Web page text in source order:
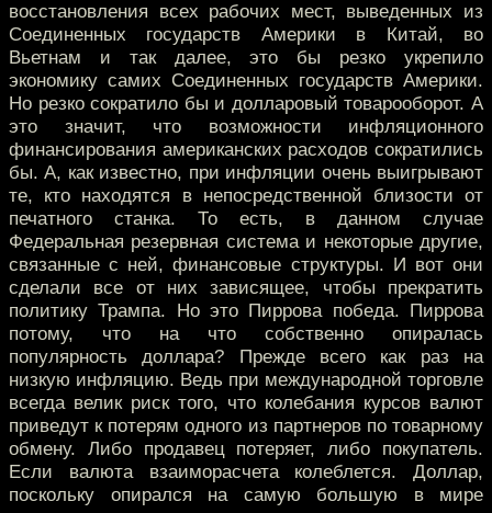
восстановления всех рабочих мест, выведенных из
Соединенных государств Америки в Китай, во
Вьетнам и так далее, это бы резко укрепило
экономику самих Соединенных государств Америки.
Но резко сократило бы и долларовый товарооборот. А
это значит, что возможности инфляционного
финансирования американских расходов сократились
бы. А, как известно, при инфляции очень выигрывают
те, кто находятся в непосредственной близости от
печатного станка. То есть, в данном случае
Федеральная резервная система и некоторые другие,
связанные с ней, финансовые структуры. И вот они
сделали все от них зависящее, чтобы прекратить
политику Трампа. Но это Пиррова победа. Пиррова
потому, что на что собственно опиралась
популярность доллара? Прежде всего как раз на
низкую инфляцию. Ведь при международной торговле
всегда велик риск того, что колебания курсов валют
приведут к потерям одного из партнеров по товарному
обмену. Либо продавец потеряет, либо покупатель.
Если валюта взаиморасчета колеблется. Доллар,
поскольку опирался на самую большую в мире